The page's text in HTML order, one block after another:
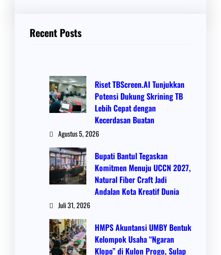
Recent Posts
Riset TBScreen.AI Tunjukkan
Potensi Dukung Skrining TB
Lebih Cepat dengan
Kecerdasan Buatan
Agustus 5, 2026
Bupati Bantul Tegaskan
Komitmen Menuju UCCN 2027,
Natural Fiber Craft Jadi
Andalan Kota Kreatif Dunia
Juli 31, 2026
HMPS Akuntansi UMBY Bentuk
Kelompok Usaha “Ngaran
Klopo” di Kulon Progo, Sulap